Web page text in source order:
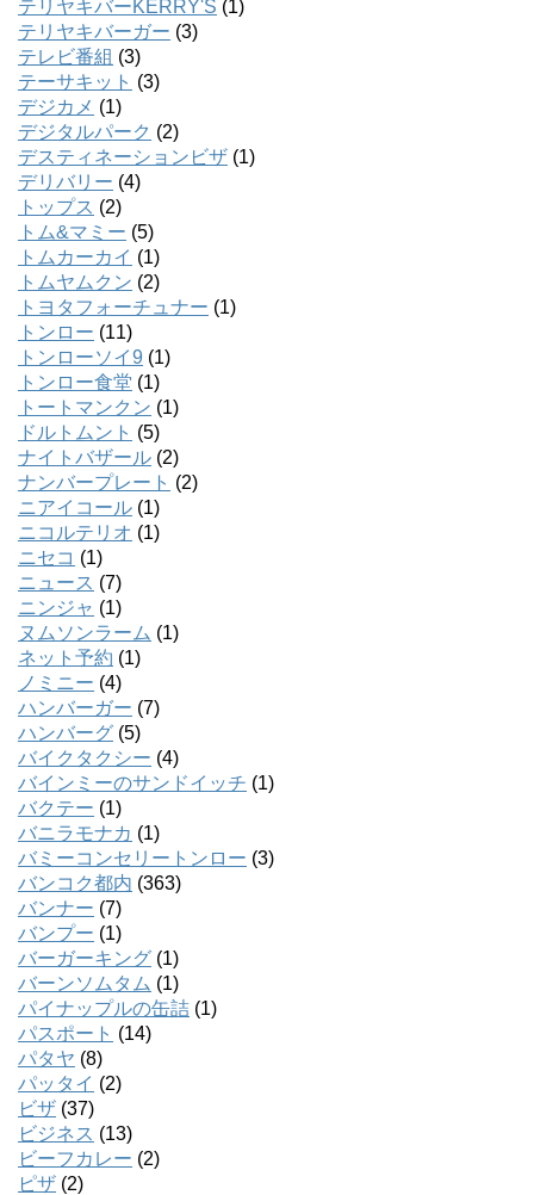
テリヤキバーKERRY'S (1)
テリヤキバーガー (3)
テレビ番組 (3)
テーサキット (3)
デジカメ (1)
デジタルパーク (2)
デスティネーションビザ (1)
デリバリー (4)
トップス (2)
トム&マミー (5)
トムカーカイ (1)
トムヤムクン (2)
トヨタフォーチュナー (1)
トンロー (11)
トンローソイ9 (1)
トンロー食堂 (1)
トートマンクン (1)
ドルトムント (5)
ナイトバザール (2)
ナンバープレート (2)
ニアイコール (1)
ニコルテリオ (1)
ニセコ (1)
ニュース (7)
ニンジャ (1)
ヌムソンラーム (1)
ネット予約 (1)
ノミニー (4)
ハンバーガー (7)
ハンバーグ (5)
バイクタクシー (4)
バインミーのサンドイッチ (1)
バクテー (1)
バニラモナカ (1)
バミーコンセリートンロー (3)
バンコク都内 (363)
バンナー (7)
バンプー (1)
バーガーキング (1)
バーンソムタム (1)
パイナップルの缶詰 (1)
パスポート (14)
パタヤ (8)
パッタイ (2)
ビザ (37)
ビジネス (13)
ビーフカレー (2)
ピザ (2)